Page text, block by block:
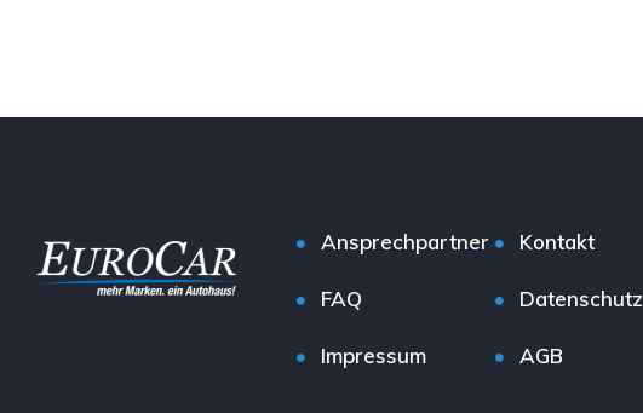
Ansprechpartner Kontakt
FAQ Datenschutz
Impressum AGB